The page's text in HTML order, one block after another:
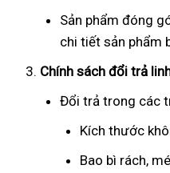
Sản phẩm đóng
chi tiết sản phẩm
Chính sách đổi trả
Đổi trả trong các
Kích thước
Bao bì rách,